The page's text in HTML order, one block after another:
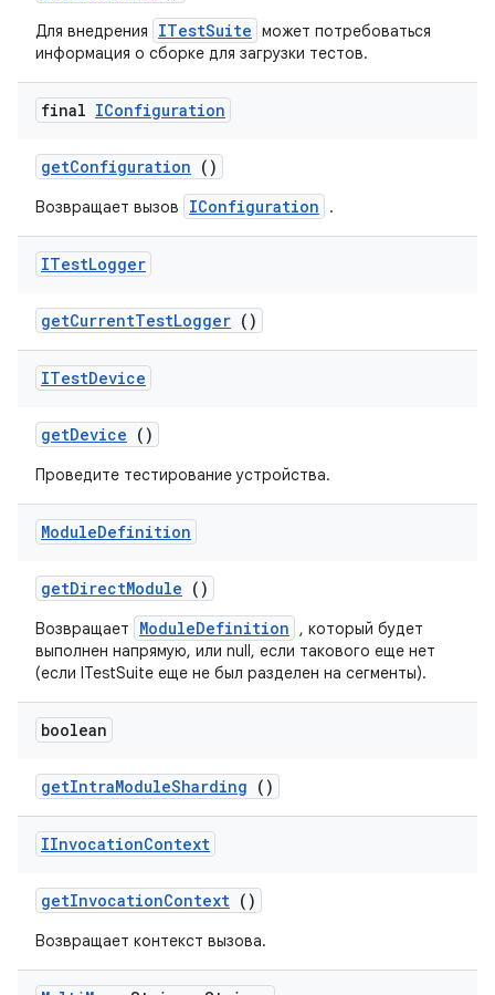
Для внедрения ITestSuite может потребоваться
информация о сборке для загрузки тестов.
final IConfiguration
getConfiguration ()
Возвращает вызов IConfiguration .
ITestLogger
getCurrentTestLogger ()
ITestDevice
getDevice ()
Проведите тестирование устройства.
ModuleDefinition
getDirectModule ()
Возвращает ModuleDefinition
, который будет
выполнен напрямую, или null, если такового еще нет
(если ITestSuite еще не был разделен на сегменты).
boolean
getIntraModuleSharding ()
IInvocationContext
getInvocationContext ()
Возвращает контекст вызова.